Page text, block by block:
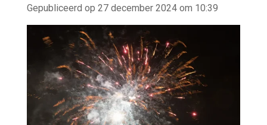
Gepubliceerd op 27 december 2024 om 10:39